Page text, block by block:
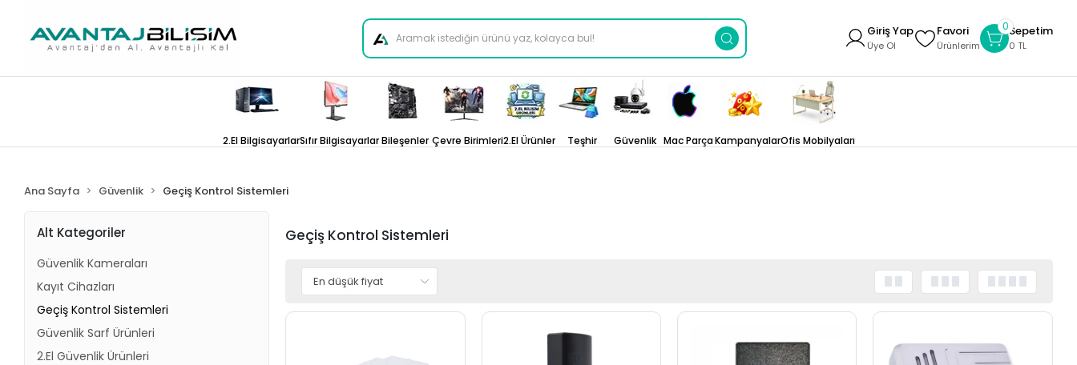
Giriş Yap
Üye Ol
Favori
Ürünlerim
0Sepetim
0 TL
2.El BilgisayarlarSıfır Bilgisayarlar Bileşenler Çevre Birimleri2.El Ürünler Teşhir Güvenlik Mac ParçaKampanyalarOfis Mobilyaları
Ana Sayfa Güvenlik Geçiş Kontrol Sistemleri
Alt Kategoriler
Güvenlik Kameraları
Kayıt Cihazları
Geçiş Kontrol Sistemleri
Güvenlik Sarf Ürünleri
2.El Güvenlik Ürünleri
Geçiş Kontrol Sistemleri